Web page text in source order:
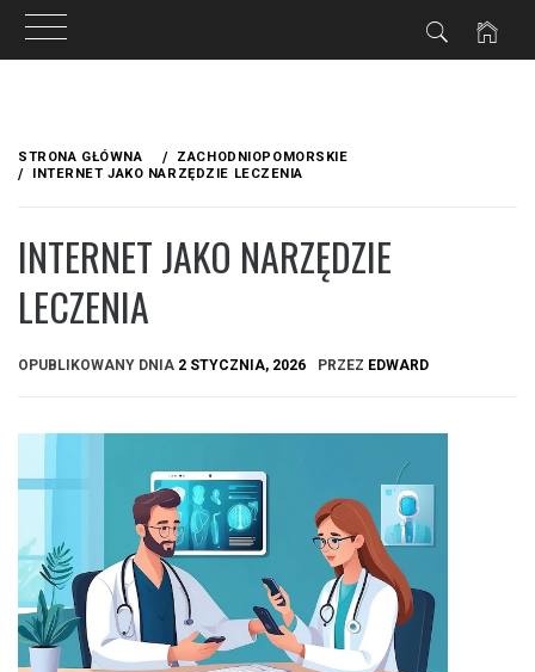
treści
STRONA GŁÓWNA
ZACHODNIOPOMORSKIE
INTERNET JAKO NARZĘDZIE LECZENIA
INTERNET JAKO NARZĘDZIE
LECZENIA
OPUBLIKOWANY DNIA 2 STYCZNIA, 2026 PRZEZ EDWARD